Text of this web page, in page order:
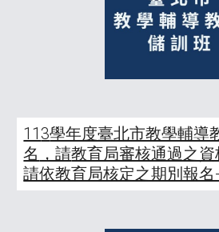
113學年度臺北市教學輔導
名 ，請教育局審核通過之
請依教育局核定之期別報名